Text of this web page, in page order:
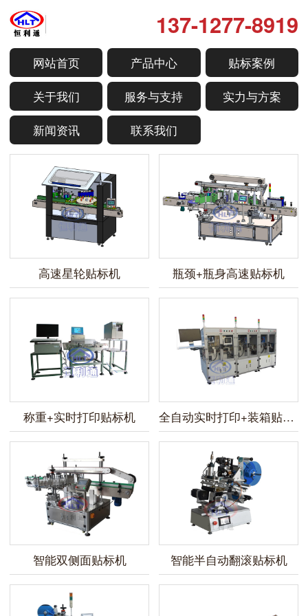
137-1277-8919
网站首页 产品中心 贴标案例
关于我们 服务与支持 实力与方案
新闻资讯 联系我们
高速星轮贴标机 瓶颈+瓶身高速贴标机
称重+实时打印贴标机 全自动实时打印+装箱贴标机
智能双侧面贴标机 智能半自动翻滚贴标机